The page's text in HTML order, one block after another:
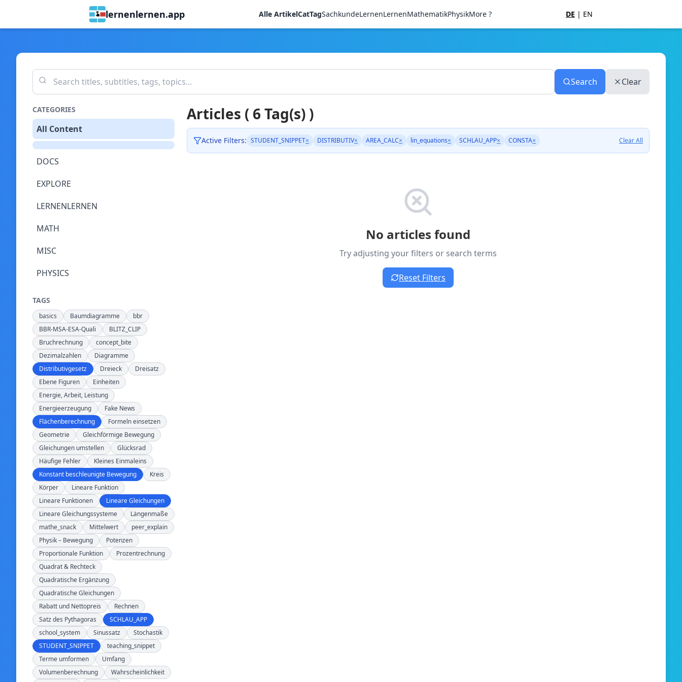
lernenlernen.app Alle ArtikelCatTagSachkundeLernenLernenMathematikPhysikMore ? DE | EN
Search Clear
CATEGORIES
All Content
DOCS
EXPLORE
LERNENLERNEN
MATH
MISC
PHYSICS
TAGS
basics Baumdiagramme
bbr
BBR-MSA-ESA-Quali
BLITZ_CLIP
Bruchrechnung
concept_bite
Dezimalzahlen
Diagramme
Distributivgesetz
Dreieck
Dreisatz
Ebene Figuren
Einheiten
Energie, Arbeit, Leistung
Energieerzeugung
Fake News
Flächenberechnung
Formeln einsetzen
Geometrie
Gleichförmige Bewegung
Gleichungen umstellen
Glücksrad
Häufige Fehler
Kleines Einmaleins
Konstant beschleunigte Bewegung
Kreis
Körper
Lineare Funktion
Lineare Funktionen
Lineare Gleichungen
Lineare Gleichungssysteme
Längenmaße
mathe_snack
Mittelwert
peer_explain
Physik – Bewegung
Potenzen
Proportionale Funktion
Prozentrechnung
Quadrat & Rechteck
Quadratische Ergänzung
Quadratische Gleichungen
Rabatt und Nettopreis
Rechnen
Satz des Pythagoras
SCHLAU_APP
school_system
Sinussatz
Stochastik
STUDENT_SNIPPET
teaching_snippet
Terme umformen
Umfang
Volumenberechnung
Wahrscheinlichkeit
Articles ( 6 Tag(s) )
Active Filters: STUDENT_SNIPPET× DISTRIBUTIV× AREA_CALC× lin_equations× SCHLAU_APP× CONSTA× Clear All
No articles found
Try adjusting your filters or search terms
Reset Filters